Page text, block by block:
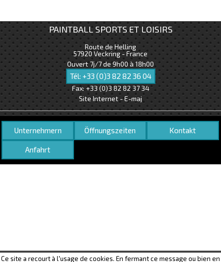
PAINTBALL SPORTS ET LOISIRS
Route de Helling
57920Veckring - France
Ouvert 7j/7 de 9h00 à 18h00
Tél: +33 (0)3 82 82 36 04
Fax: +33 (0)3 82 82 37 34
Site Internet - E-maj
Unternehmern Öffnungszeiten Kontakt
Anfahrt
Ce site a recourt à l'usage de cookies. En fermant ce message ou bien en